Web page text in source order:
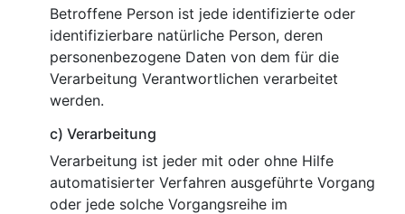
Betroffene Person ist jede identifizierte oder
identifizierbare natürliche Person, deren
personenbezogene Daten von dem für die
Verarbeitung Verantwortlichen verarbeitet
werden.
c) Verarbeitung
Verarbeitung ist jeder mit oder ohne Hilfe
automatisierter Verfahren ausgeführte Vorgang
oder jede solche Vorgangsreihe im